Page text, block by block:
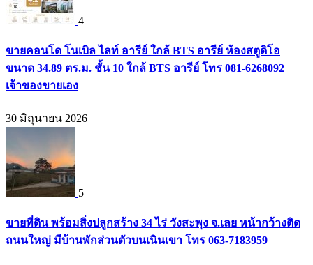
4
ขายคอนโด โนเบิล ไลท์ อารีย์ ใกล้ BTS อารีย์ ห้องสตูดิโอ
ขนาด 34.89 ตร.ม. ชั้น 10 ใกล้ BTS อารีย์ โทร 081-6268092
เจ้าของขายเอง
30 มิถุนายน 2026
5
ขายที่ดิน พร้อมสิ่งปลูกสร้าง 34 ไร่ วังสะพุง จ.เลย หน้ากว้างติด
ถนนใหญ่ มีบ้านพักส่วนตัวบนเนินเขา โทร 063-7183959